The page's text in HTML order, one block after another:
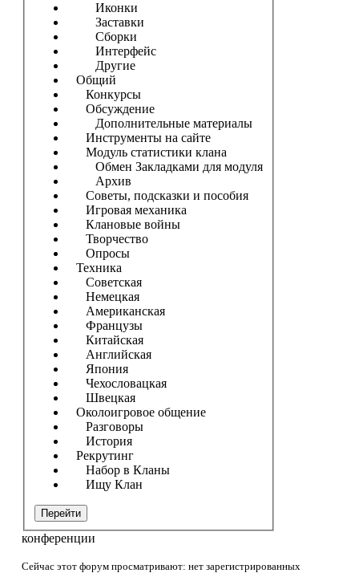
Иконки
Заставки
Сборки
Интерфейс
Другие
Общий
Конкурсы
Обсуждение
Дополнительные материалы
Инструменты на сайте
Модуль статистики клана
Обмен Закладками для модуля
Архив
Советы, подсказки и пособия
Игровая механика
Клановые войны
Творчество
Опросы
Техника
Советская
Немецкая
Американская
Французы
Китайская
Английская
Япония
Чехословацкая
Швецкая
Околоигровое общение
Разговоры
История
Рекрутинг
Набор в Кланы
Ищу Клан
Перейти
конференции
Сейчас этот форум просматривают: нет зарегистрированных